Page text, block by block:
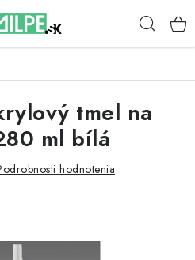
tmel na
ml bílá
hodnotenia